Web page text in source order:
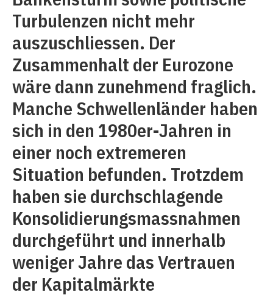
Turbulenzen nicht mehr
auszuschliessen. Der
Zusammenhalt der Eurozone
wäre dann zunehmend fraglich.
Manche Schwellenländer haben
sich in den 1980er-Jahren in
einer noch extremeren
Situation befunden. Trotzdem
haben sie durchschlagende
Konsolidierungsmassnahmen
durchgeführt und innerhalb
weniger Jahre das Vertrauen
der Kapitalmärkte